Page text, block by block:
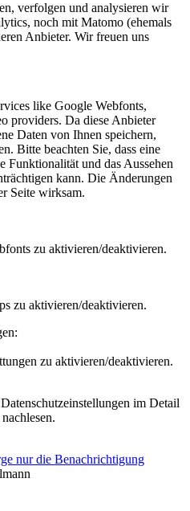
verfolgen und analysieren wir
noch mit Matomo (ehemals
Anbieter. Wir freuen uns
like Google Webfonts,
providers. Da diese Anbieter
Daten von Ihnen speichern,
Bitte beachten Sie, dass eine
Funktionalität und das Aussehen
kann. Die Änderungen
Seite wirksam.
zu aktivieren/deaktivieren.
zu aktivieren/deaktivieren.
zu aktivieren/deaktivieren.
im Detail
nur die Benachrichtigung